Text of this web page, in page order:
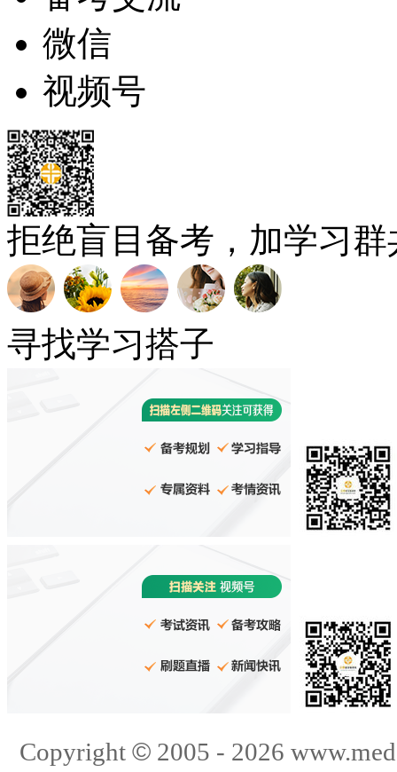
微信
视频号
拒绝盲目备考，加学习
寻找学习搭子
Copyright ©2005 - 2026